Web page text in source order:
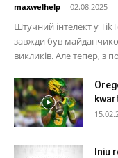
maxwelhelp - 02.08.2025
Штучний інтелект у
завжди був
викликів. Але тепер, з
Iniu